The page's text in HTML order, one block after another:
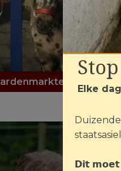
Elke
𝗗𝗶𝘁